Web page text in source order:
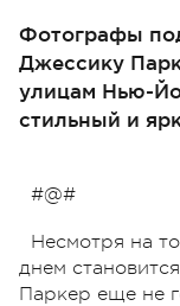
Фотографы
Джессику
улицам Нью-
стильный и
#@#
Несмотря на
днем
Паркер еще не